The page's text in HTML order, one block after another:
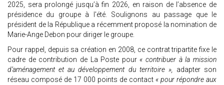
2025, sera prolongé jusqu’à fin 2026, en raison de l’absence de
présidence du groupe à l'été. Soulignons au passage que le
président de la République a récemment proposé la nomination de
Marie-Ange Debon pour diriger le groupe.
Pour rappel, depuis sa création en 2008, ce contrat tripartite fixe le
cadre de contribution de La Poste pour « contribuer à la mission
d’aménagement et au développement du territoire », adapter son
réseau composé de 17 000 points de contact « pour répondre aux